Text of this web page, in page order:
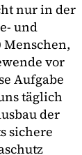
nur in der
und
Menschen,
vor
Aufgabe
täglich
der
sichere